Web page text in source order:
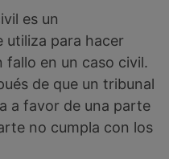
es un
utiliza para hacer
fallo en un caso civil.
de que un tribunal
a favor de una parte
no cumpla con los